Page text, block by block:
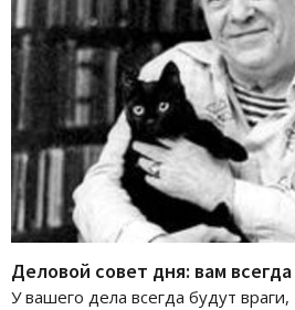
Деловой совет дня: вам
У вашего дела всегда будут